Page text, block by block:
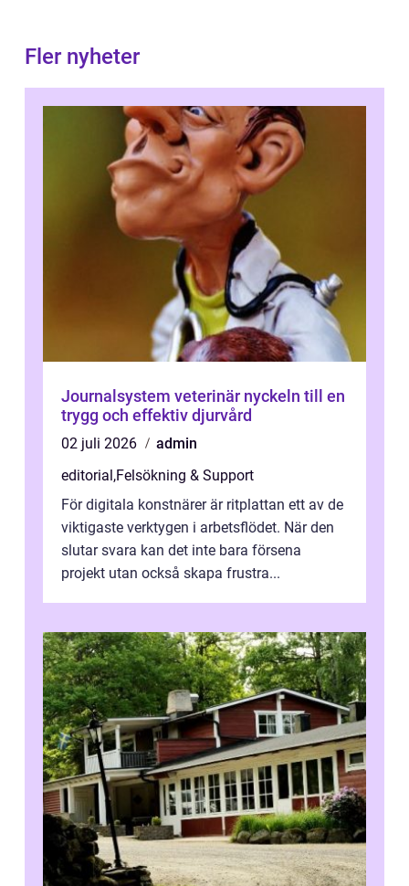
Fler nyheter
Journalsystem veterinär nyckeln till en
trygg och effektiv djurvård
02 juli 2026
admin
editorial ,Felsökning & Support
För digitala konstnärer är ritplattan ett av de
viktigaste verktygen i arbetsflödet. När den
slutar svara kan det inte bara försena
projekt utan också skapa frustra...